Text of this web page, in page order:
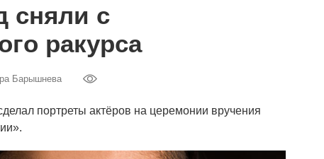
сняли с
ракурса
Барышнева
портреты актёров на церемонии вручения